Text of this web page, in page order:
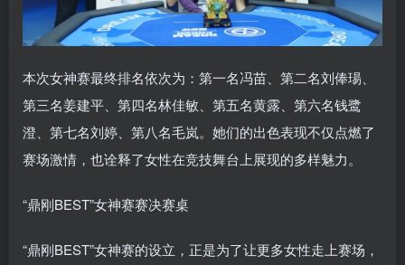
本次女神赛最终排名依次为：第一名冯苗、第二名刘俸瑒、
第三名姜建平、第四名林佳敏、第五名黄露、第六名钱鹭
澄、第七名刘婷、第八名毛岚。她们的出色表现不仅点燃了
赛场激情，也诠释了女性在竞技舞台上展现的多样魅力。
“鼎刚BEST”女神赛赛决赛桌
“鼎刚BEST”女神赛的设立，正是为了让更多女性走上赛场，